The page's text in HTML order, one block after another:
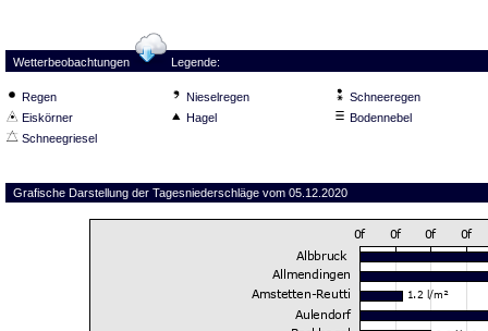
Wetterbeobachtungen Legende:
Regen Nieselregen
Schneeregen
Eiskörner
Hagel
Bodennebel
Schneegriesel
Grafische Darstellung der Tagesniederschläge vom 05.12.2020